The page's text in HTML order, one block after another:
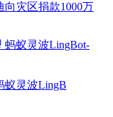
灾区捐款1000万
蚁灵波LingB